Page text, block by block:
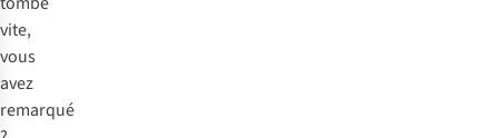
vite,
vous
avez
remarqué